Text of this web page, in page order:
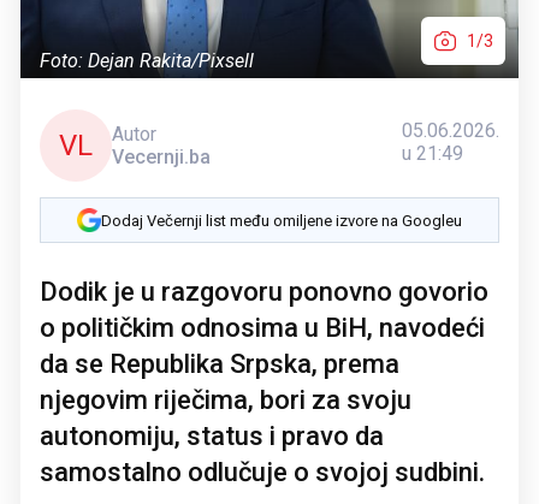
Foto: Dejan Rakita/Pixsell
1/3
VL
Autor
Vecernji.ba
05.06.2026.
u 21:49
Dodaj Večernji list među omiljene izvore na Googleu
Dodik je u razgovoru ponovno govorio
o političkim odnosima u BiH, navodeći
da se Republika Srpska, prema
njegovim riječima, bori za svoju
autonomiju, status i pravo da
samostalno odlučuje o svojoj sudbini.